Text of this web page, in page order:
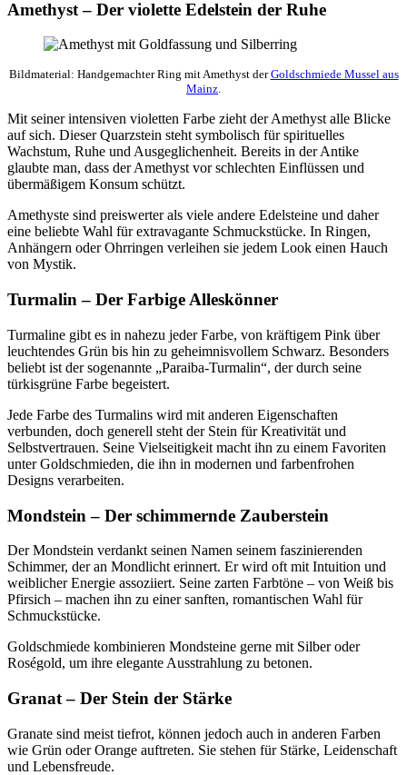
Amethyst – Der violette Edelstein der Ruhe
Bildmaterial: Handgemachter Ring mit Amethyst derGoldschmiede Mussel aus
Mainz.
Mit seiner intensiven violetten Farbe zieht der Amethyst alle Blicke
auf sich. Dieser Quarzstein steht symbolisch für spirituelles
Wachstum, Ruhe und Ausgeglichenheit. Bereits in der Antike
glaubte man, dass der Amethyst vor schlechten Einflüssen und
übermäßigem Konsum schützt.
Amethyste sind preiswerter als viele andere Edelsteine und daher
eine beliebte Wahl für extravagante Schmuckstücke. In Ringen,
Anhängern oder Ohrringen verleihen sie jedem Look einen Hauch
von Mystik.
Turmalin – Der Farbige Alleskönner
Turmaline gibt es in nahezu jeder Farbe, von kräftigem Pink über
leuchtendes Grün bis hin zu geheimnisvollem Schwarz. Besonders
beliebt ist der sogenannte „Paraiba-Turmalin“, der durch seine
türkisgrüne Farbe begeistert.
Jede Farbe des Turmalins wird mit anderen Eigenschaften
verbunden, doch generell steht der Stein für Kreativität und
Selbstvertrauen. Seine Vielseitigkeit macht ihn zu einem Favoriten
unter Goldschmieden, die ihn in modernen und farbenfrohen
Designs verarbeiten.
Mondstein – Der schimmernde Zauberstein
Der Mondstein verdankt seinen Namen seinem faszinierenden
Schimmer, der an Mondlicht erinnert. Er wird oft mit Intuition und
weiblicher Energie assoziiert. Seine zarten Farbtöne – von Weiß bis
Pfirsich – machen ihn zu einer sanften, romantischen Wahl für
Schmuckstücke.
Goldschmiede kombinieren Mondsteine gerne mit Silber oder
Roségold, um ihre elegante Ausstrahlung zu betonen.
Granat – Der Stein der Stärke
Granate sind meist tiefrot, können jedoch auch in anderen Farben
wie Grün oder Orange auftreten. Sie stehen für Stärke, Leidenschaft
und Lebensfreude.